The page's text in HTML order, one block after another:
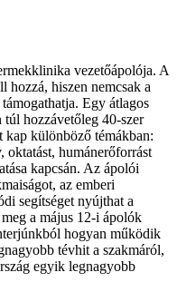
vezetőápolója. A
hozzá, hiszen nemcsak a
Egy átlagos
hozzávetőleg 40-szer
kap különböző témákban:
oktatást, humánerőforrást
kapcsán. Az ápolói
az emberi
segítséget nyújthat a
a május 12-i ápolók
hogyan működik
tévhit a szakmáról,
egyik legnagyobb